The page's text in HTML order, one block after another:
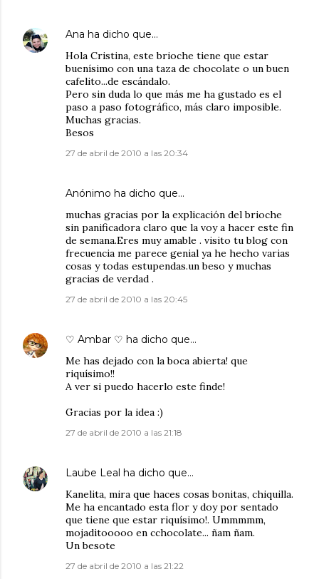
Ana ha dicho que…
Hola Cristina, este brioche tiene que estar
buenísimo con una taza de chocolate o un buen
cafelito...de escándalo.
Pero sin duda lo que más me ha gustado es el
paso a paso fotográfico, más claro imposible.
Muchas gracias.
Besos
27 de abril de 2010 a las 20:34
Anónimo ha dicho que…
muchas gracias por la explicación del brioche
sin panificadora claro que la voy a hacer este fin
de semana.Eres muy amable . visito tu blog con
frecuencia me parece genial ya he hecho varias
cosas y todas estupendas.un beso y muchas
gracias de verdad .
27 de abril de 2010 a las 20:45
♡ Ambar ♡ ha dicho que…
Me has dejado con la boca abierta! que
riquísimo!!
A ver si puedo hacerlo este finde!
Gracias por la idea :)
27 de abril de 2010 a las 21:18
Laube Leal ha dicho que…
Kanelita, mira que haces cosas bonitas, chiquilla.
Me ha encantado esta flor y doy por sentado
que tiene que estar riquísimo!. Ummmmm,
mojaditooooo en cchocolate... ñam ñam.
Un besote
27 de abril de 2010 a las 21:22